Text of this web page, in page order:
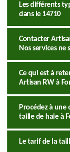
Les différents
dans le 14710
Contacter
Nos services ne
Ce qui est à
Artisan RW à
Procédez à
taille de haie à
Le tarif de la